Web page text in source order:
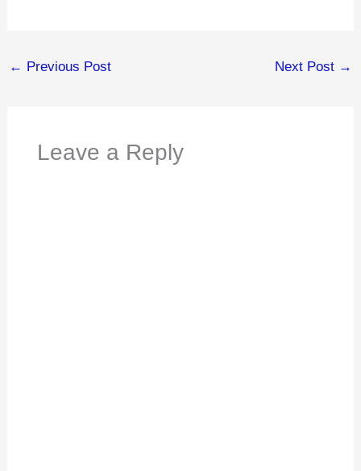
← Previous Post Next Post →
Leave a Reply